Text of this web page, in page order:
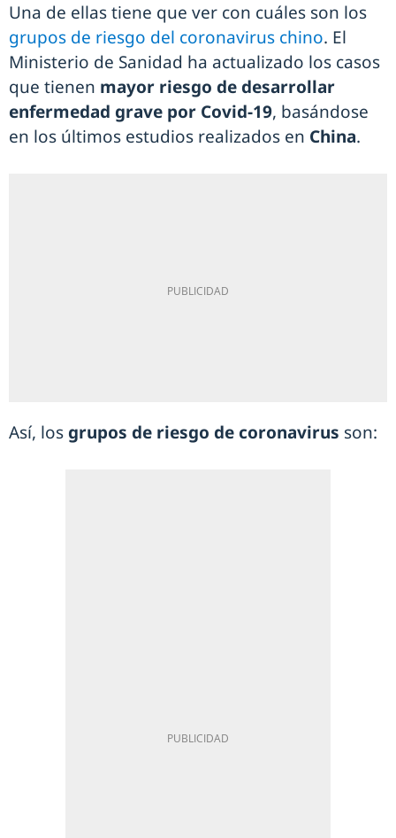
Una de ellas tiene que ver con cuáles son los
grupos de riesgo del coronavirus chino. El
Ministerio de Sanidad ha actualizado los casos
que tienen mayor riesgo de desarrollar
enfermedad grave por Covid-19, basándose
en los últimos estudios realizados en China.
Así, los grupos de riesgo de coronavirus son: